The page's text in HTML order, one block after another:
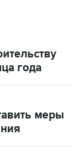
года
меры